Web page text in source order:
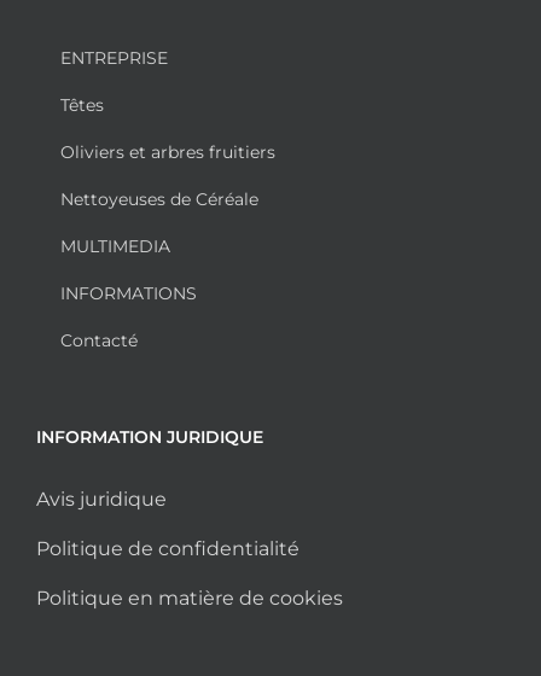
ENTREPRISE
Têtes
Oliviers et arbres fruitiers
Nettoyeuses de Céréale
MULTIMEDIA
INFORMATIONS
Contacté
INFORMATION JURIDIQUE
Avis juridique
Politique de confidentialité
Politique en matière de cookies